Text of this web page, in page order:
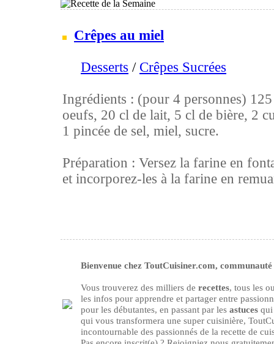
Crêpes au miel
Desserts / Crêpes Sucrées
Ingrédients : (pour 4 personnes)
oeufs, 20 cl de lait, 5 cl de bière, 2
1 pincée de sel, miel, sucre.
Préparation : Versez la farine en
et incorporez-les à la farine en
Bienvenue chez ToutCuisiner.com, communauté
Vous trouverez des milliers de recettes, tous les
les infos pour apprendre et partager entre
pour les débutantes, en passant par les astuces qui
qui vous transformera une super cuisinière,
incontournable des passionnés de la recette de